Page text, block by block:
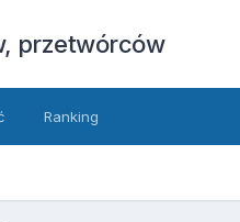
przetwórców
Ranking